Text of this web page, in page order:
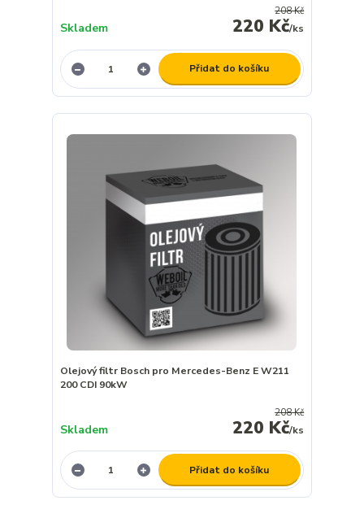
208 Kč
220 Kč/ks
Skladem
Přidat do košíku
Olejový filtr Bosch pro Mercedes-Benz E W211
200 CDI 90kW
208 Kč
220 Kč/ks
Skladem
Přidat do košíku